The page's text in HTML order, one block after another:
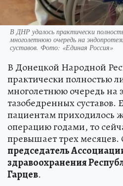
В ДНР удалось практически
многолетнюю очередь на
суставов. Фото: «Единая Россия»
В Донецкой Народной
практически полностью
многолетнюю очередь на
тазобедренных суставов.
пациентам приходилось
операцию годами, то
превышает трех
председатель
здравоохранения
Гарцев.